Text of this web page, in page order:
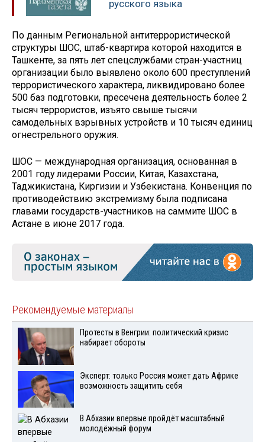
русского языка
По данным Региональной антитеррористической
структуры ШОС, штаб-квартира которой находится в
Ташкенте, за пять лет спецслужбами стран-участниц
организации было выявлено около 600 преступлений
террористического характера, ликвидировано более
500 баз подготовки, пресечена деятельность более 2
тысяч террористов, изъято свыше тысячи
самодельных взрывных устройств и 10 тысяч единиц
огнестрельного оружия.
ШОС — международная организация, основанная в
2001 году лидерами России, Китая, Казахстана,
Таджикистана, Киргизии и Узбекистана. Конвенция по
противодействию экстремизму была подписана
главами государств-участников на саммите ШОС в
Астане в июне 2017 года.
Рекомендуемые материалы
Протесты в Венгрии: политический кризис
набирает обороты
Эксперт: только Россия может дать Африке
возможность защитить себя
В Абхазии впервые пройдёт масштабный
молодёжный форум